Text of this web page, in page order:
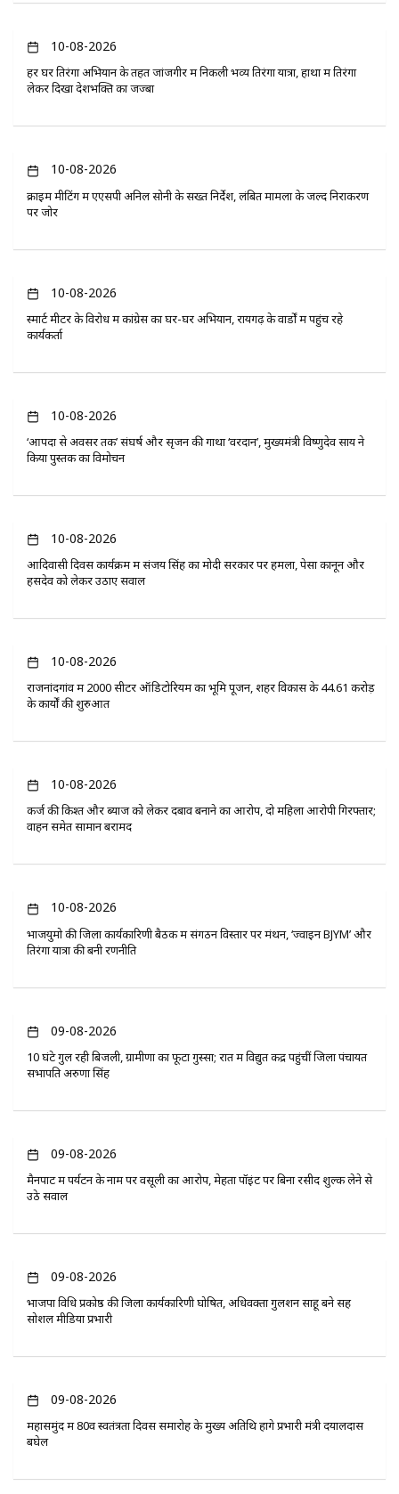
10-08-2026
हर घर तिरंगा अभियान के तहत जांजगीर में निकली भव्य तिरंगा यात्रा, हाथों में तिरंगा
लेकर दिखा देशभक्ति का जज्बा
10-08-2026
क्राइम मीटिंग में एएसपी अनिल सोनी के सख्त निर्देश, लंबित मामलों के जल्द निराकरण
पर जोर
10-08-2026
स्मार्ट मीटर के विरोध में कांग्रेस का घर-घर अभियान, रायगढ़ के वार्डों में पहुंच रहे
कार्यकर्ता
10-08-2026
‘आपदा से अवसर तक’ संघर्ष और सृजन की गाथा ‘वरदान’, मुख्यमंत्री विष्णुदेव साय ने
किया पुस्तक का विमोचन
10-08-2026
आदिवासी दिवस कार्यक्रम में संजय सिंह का मोदी सरकार पर हमला, पेसा कानून और
हसदेव को लेकर उठाए सवाल
10-08-2026
राजनांदगांव में 2000 सीटर ऑडिटोरियम का भूमि पूजन, शहर विकास के 44.61 करोड़
के कार्यों की शुरुआत
10-08-2026
कर्ज की किश्त और ब्याज को लेकर दबाव बनाने का आरोप, दो महिला आरोपी गिरफ्तार;
वाहन समेत सामान बरामद
10-08-2026
भाजयुमो की जिला कार्यकारिणी बैठक में संगठन विस्तार पर मंथन, ‘ज्वाइन BJYM’ और
तिरंगा यात्रा की बनी रणनीति
09-08-2026
10 घंटे गुल रही बिजली, ग्रामीणों का फूटा गुस्सा; रात में विद्युत केंद्र पहुंचीं जिला पंचायत
सभापति अरुणा सिंह
09-08-2026
मैनपाट में पर्यटन के नाम पर वसूली का आरोप, मेहता पॉइंट पर बिना रसीद शुल्क लेने से
उठे सवाल
09-08-2026
भाजपा विधि प्रकोष्ठ की जिला कार्यकारिणी घोषित, अधिवक्ता गुलशन साहू बने सह
सोशल मीडिया प्रभारी
09-08-2026
महासमुंद में 80वें स्वतंत्रता दिवस समारोह के मुख्य अतिथि होंगे प्रभारी मंत्री दयालदास
बघेल